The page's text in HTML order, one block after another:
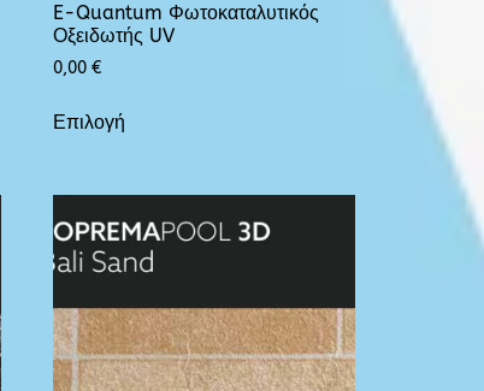
E-Quantum Φωτοκαταλυτικός
Οξειδωτής UV
0,00€
Επιλογή